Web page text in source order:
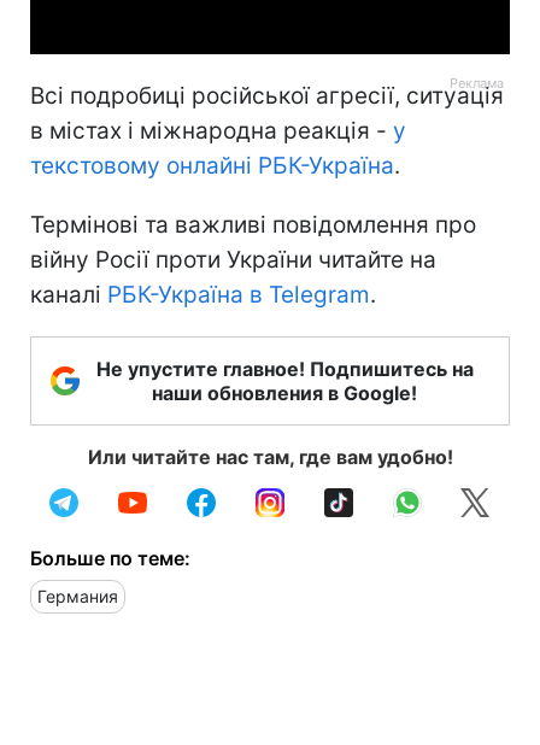
Всі подробиці російської агресії, ситуація
в містах і міжнародна реакція - у
текстовому онлайні РБК-Україна.
Термінові та важливі повідомлення про
війну Росії проти України читайте на
каналі РБК-Україна в Telegram.
Не упустите главное! Подпишитесь на
наши обновления в Google!
Или читайте нас там, где вам удобно!
Больше по теме:
Германия